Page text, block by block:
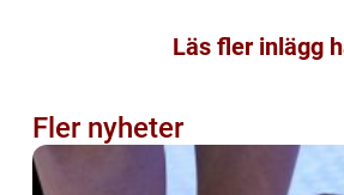
Läs fler inlägg
Fler nyheter